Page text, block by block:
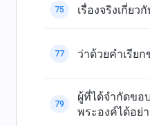
75 เรื่องจริงเกี่ย
77 ว่าด้วยคำเรีย
79
ผู้ที่ได้จำกัดขอ
พระองค์ได้อย่า